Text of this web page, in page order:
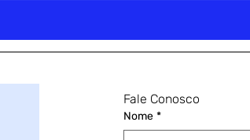
Fale Conosco
Nome *